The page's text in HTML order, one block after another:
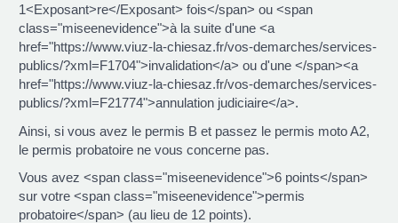
1<Exposant>re</Exposant> fois</span> ou <span
class="miseenevidence">à la suite d'une <a
href="https://www.viuz-la-chiesaz.fr/vos-demarches/services-
publics/?xml=F1704">invalidation</a> ou d'une </span><a
href="https://www.viuz-la-chiesaz.fr/vos-demarches/services-
publics/?xml=F21774">annulation judiciaire</a>.
Ainsi, si vous avez le permis B et passez le permis moto A2,
le permis probatoire ne vous concerne pas.
Vous avez <span class="miseenevidence">6 points</span>
sur votre <span class="miseenevidence">permis
probatoire</span> (au lieu de 12 points).